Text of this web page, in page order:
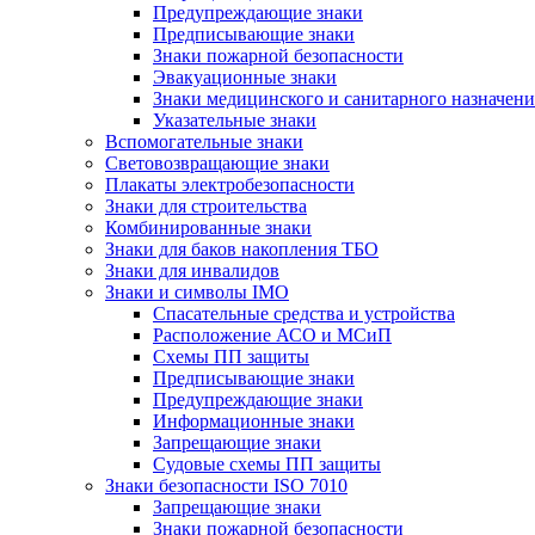
Предупреждающие знаки
Предписывающие знаки
Знаки пожарной безопасности
Эвакуационные знаки
Знаки медицинского и санитарного
Указательные знаки
Вспомогательные знаки
Световозвращающие знаки
Плакаты электробезопасности
Знаки для строительства
Комбинированные знаки
Знаки для баков накопления ТБО
Знаки для инвалидов
Знаки и символы IMO
Спасательные средства и устройства
Расположение АСО и МСиП
Схемы ПП защиты
Предписывающие знаки
Предупреждающие знаки
Информационные знаки
Запрещающие знаки
Судовые схемы ПП защиты
Знаки безопасности ISO 7010
Запрещающие знаки
Знаки пожарной безопасности